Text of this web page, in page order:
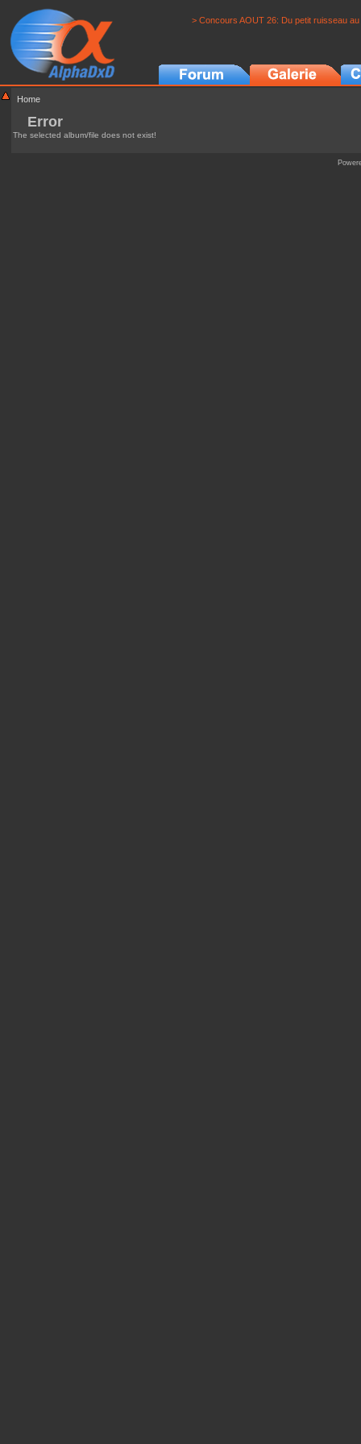
> Concours AOUT 26: Du petit ruisseau
Home
Error
The selected album/file does not exist!